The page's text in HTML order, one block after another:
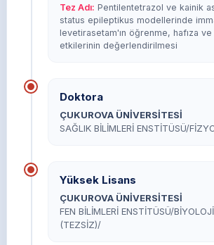
Tez Adı: Pentilentetrazol ve kainik
status epileptikus modellerinde
levetirasetam'ın öğrenme, hafıza
etkilerinin değerlendirilmesi
Doktora
ÇUKUROVA ÜNİVERSİTESİ
SAĞLIK BİLİMLERİ ENSTİTÜSÜ/
Yüksek Lisans
ÇUKUROVA ÜNİVERSİTESİ
FEN BİLİMLERİ ENSTİTÜSÜ/
(TEZSİZ)/